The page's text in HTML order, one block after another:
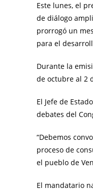
Este lunes, el
de diálogo
prorrogó un
para el
Durante la
de octubre al 2
El Jefe de
debates del
“Debemos
proceso de
el pueblo de
El mandatario